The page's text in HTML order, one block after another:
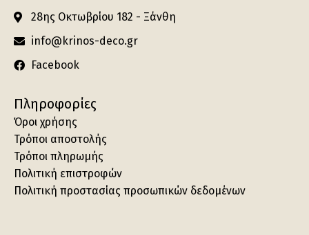
28ης Οκτωβρίου 182 - Ξάνθη
info@krinos-deco.gr
Facebook
Πληροφορίες
Όροι χρήσης
Τρόποι αποστολής
Τρόποι πληρωμής
Πολιτική επιστροφών
Πολιτική προστασίας προσωπικών δεδομένων